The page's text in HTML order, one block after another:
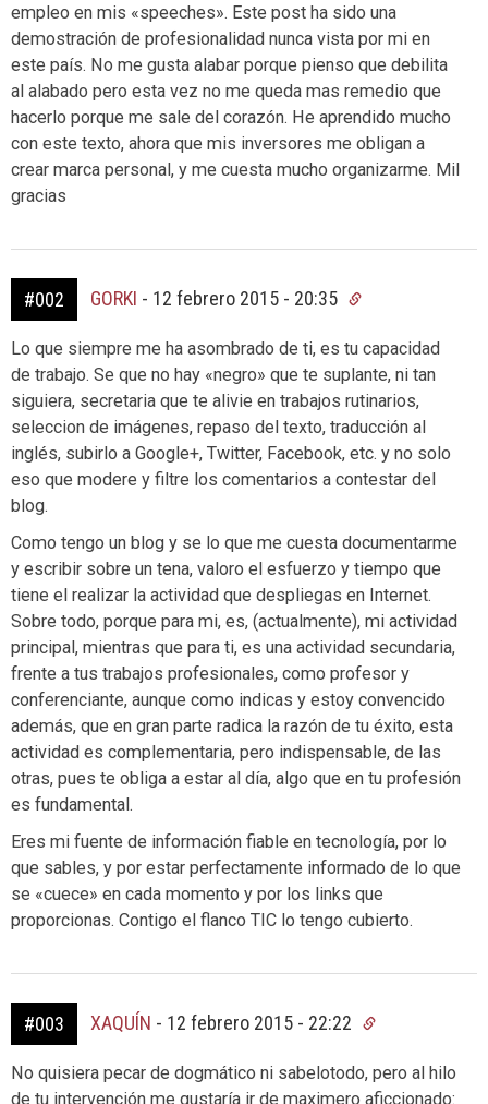
empleo en mis «speeches». Este post ha sido una
demostración de profesionalidad nunca vista por mi en
este país. No me gusta alabar porque pienso que debilita
al alabado pero esta vez no me queda mas remedio que
hacerlo porque me sale del corazón. He aprendido mucho
con este texto, ahora que mis inversores me obligan a
crear marca personal, y me cuesta mucho organizarme. Mil
gracias
#002 GORKI - 12 febrero 2015 - 20:35
Lo que siempre me ha asombrado de ti, es tu capacidad
de trabajo. Se que no hay «negro» que te suplante, ni tan
siguiera, secretaria que te alivie en trabajos rutinarios,
seleccion de imágenes, repaso del texto, traducción al
inglés, subirlo a Google+, Twitter, Facebook, etc. y no solo
eso que modere y filtre los comentarios a contestar del
blog.
Como tengo un blog y se lo que me cuesta documentarme
y escribir sobre un tena, valoro el esfuerzo y tiempo que
tiene el realizar la actividad que despliegas en Internet.
Sobre todo, porque para mi, es, (actualmente), mi actividad
principal, mientras que para ti, es una actividad secundaria,
frente a tus trabajos profesionales, como profesor y
conferenciante, aunque como indicas y estoy convencido
además, que en gran parte radica la razón de tu éxito, esta
actividad es complementaria, pero indispensable, de las
otras, pues te obliga a estar al día, algo que en tu profesión
es fundamental.
Eres mi fuente de información fiable en tecnología, por lo
que sables, y por estar perfectamente informado de lo que
se «cuece» en cada momento y por los links que
proporcionas. Contigo el flanco TIC lo tengo cubierto.
#003 XAQUÍN - 12 febrero 2015 - 22:22
No quisiera pecar de dogmático ni sabelotodo, pero al hilo
de tu intervención me gustaría ir de maximero aficcionado: